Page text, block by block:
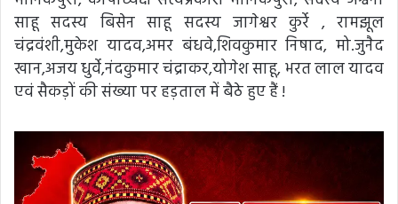
साहू सदस्य बिसेन साहू सदस्य जागेश्वर कुर्रे , रामझूल
चंद्रवंशी,मुकेश यादव,अमर बंधवे,शिवकुमार निषाद, मो.जुनैद
खान,अजय धुर्वे,नंदकुमार चंद्राकर,योगेश साहू, भरत लाल यादव
एवं सैकड़ों की संख्या पर हड़ताल में बैठे हुए हैं !